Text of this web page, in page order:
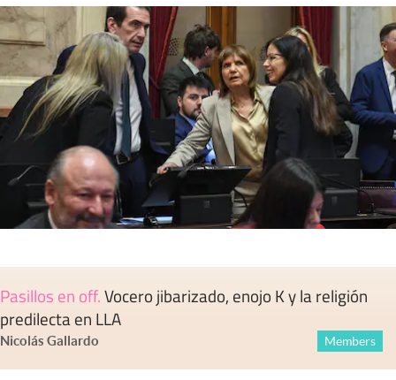
Pasillos en off.Vocero jibarizado, enojo K y la religión
predilecta en LLA
Nicolás Gallardo Members